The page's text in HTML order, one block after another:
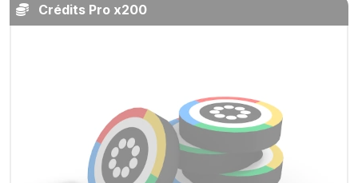
Crédits Pro x200